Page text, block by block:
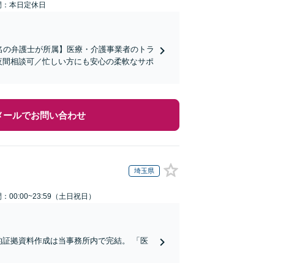
本日定休日
弁護士が所属】医療・介護事業者のトラ
相談可／忙しい方にも安心の柔軟なサポ
ールでお問い合わせ
埼玉県
00:00~23:59（土日祝日）
拠資料作成は当事務所内で完結。 「医